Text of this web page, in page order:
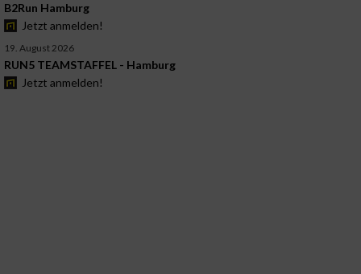
B2Run Hamburg
Jetzt anmelden!
19. August 2026
RUN5 TEAMSTAFFEL - Hamburg
Jetzt anmelden!